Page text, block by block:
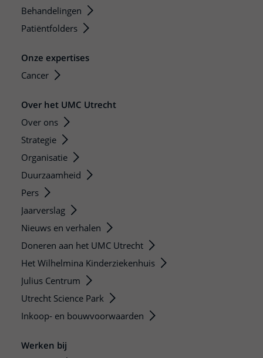
Behandelingen
Patiëntfolders
Onze expertises
Cancer
Over het UMC Utrecht
Over ons
Strategie
Organisatie
Duurzaamheid
Pers
Jaarverslag
Nieuws en verhalen
Doneren aan het UMC Utrecht
Het Wilhelmina Kinderziekenhuis
Julius Centrum
Utrecht Science Park
Inkoop- en bouwvoorwaarden
Werken bij